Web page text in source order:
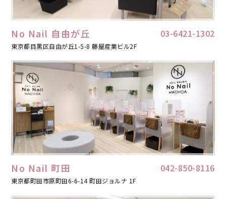
No Nail 自由が丘 03-6421-1302
東京都目黒区自由が丘1-5-8 藤屋産業ビル2F
No Nail 町田 042-850-8116
東京都町田市原町田6-6-14 町田ジョルナ 1F